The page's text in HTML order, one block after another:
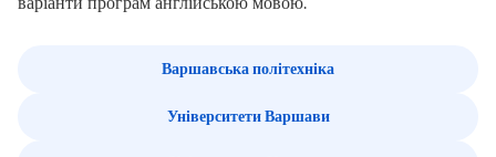
Варшавська політехніка
Університети Варшави